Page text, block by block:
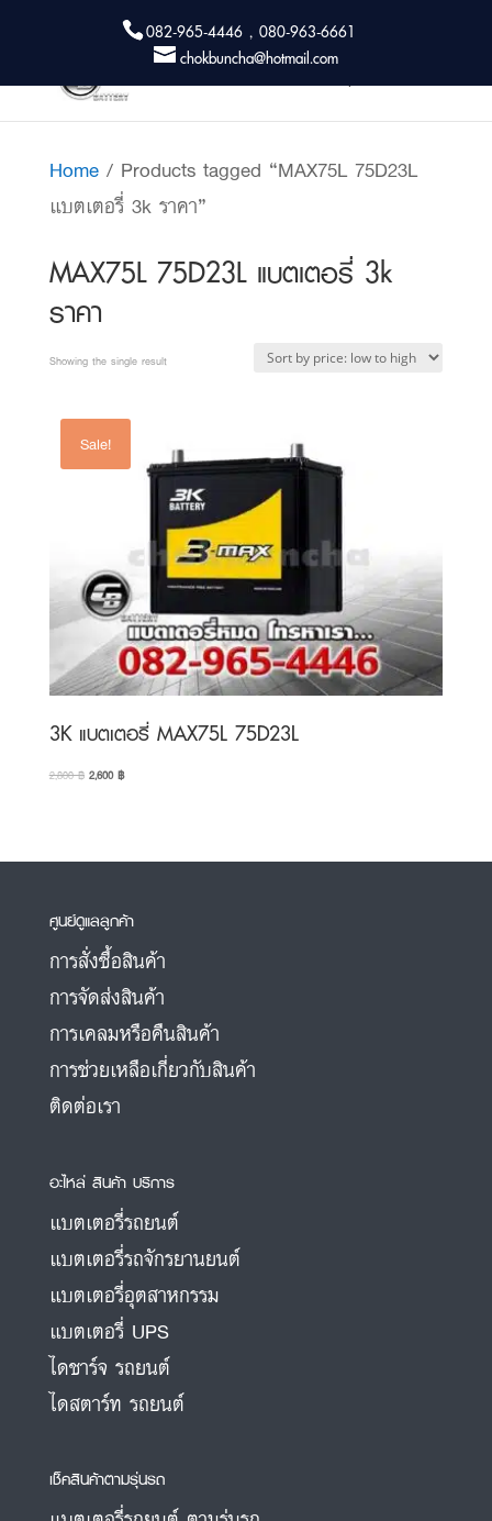
082-965-4446 , 080-963-6661
chokbuncha@hotmail.com
Home/ Products tagged “MAX75L 75D23L
แบตเตอรี่ 3k ราคา”
MAX75L 75D23L แบตเตอรี่ 3k
ราคา
Showing the single result
Sale!
3K แบตเตอรี่ MAX75L 75D23L
2,800฿ Original
2,600฿Current
ศูนย์ดูแลลูกค้า
การสั่งซื้อสินค้า
การจัดส่งสินค้า
การเคลมหรือคืนสินค้า
การช่วยเหลือเกี่ยวกับสินค้า
ติดต่อเรา
อะไหล่ สินค้า บริการ
แบตเตอรี่รถยนต์
แบตเตอรี่รถจักรยานยนต์
แบตเตอรี่อุตสาหกรรม
แบตเตอรี่ UPS
ไดชาร์จ รถยนต์
ไดสตาร์ท รถยนต์
เช็คสินค้าตามรุ่นรถ